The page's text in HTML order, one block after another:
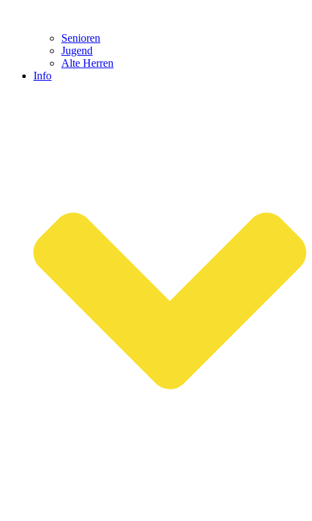
Senioren
Jugend
Alte Herren
Info